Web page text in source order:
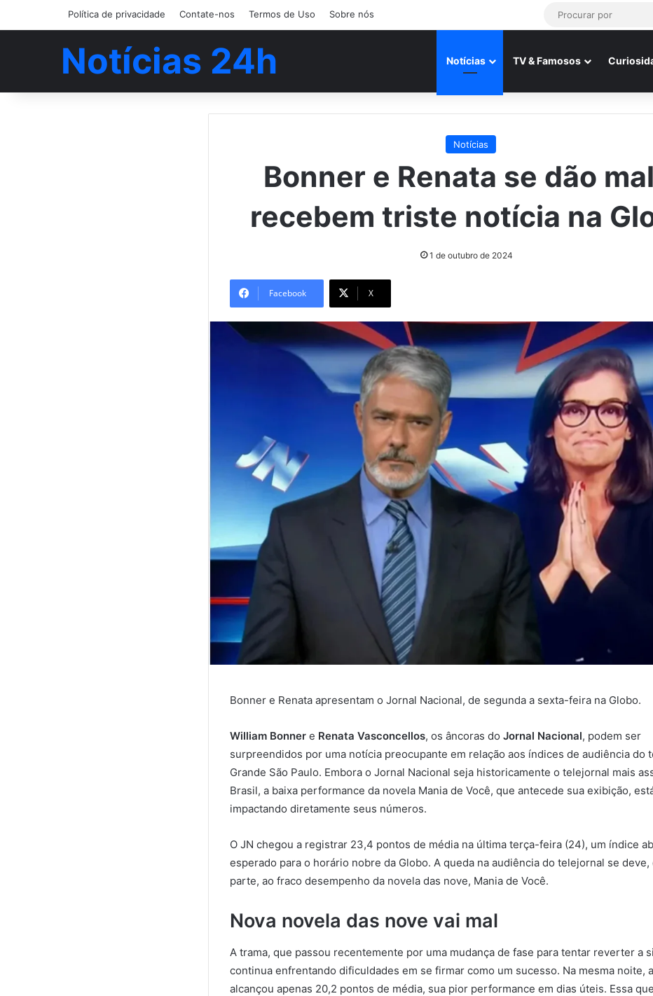
Política de privacidade Contate-nos Termos de Uso Sobre nós
Notícias 24h Notícias TV & Famosos
Notícias
Bonner e Renata se dão
recebem triste notícia na
1 de outubro de 2024
Facebook X
Bonner e Renata apresentam o Jornal Nacional, de segunda a sexta-feira na Globo.
William Bonner e Renata Vasconcellos, os âncoras do Jornal Nacional, podem ser
surpreendidos por uma notícia preocupante em relação aos índices de audiência do
Grande São Paulo. Embora o Jornal Nacional seja historicamente o telejornal mais
Brasil, a baixa performance da novela Mania de Você, que antecede sua exibição,
impactando diretamente seus números.
O JN chegou a registrar 23,4 pontos de média na última terça-feira (24), um índice
esperado para o horário nobre da Globo. A queda na audiência do telejornal se deve,
parte, ao fraco desempenho da novela das nove, Mania de Você.
Nova novela das nove vai mal
A trama, que passou recentemente por uma mudança de fase para tentar reverter a
continua enfrentando dificuldades em se firmar como um sucesso. Na mesma noite,
alcançou apenas 20,2 pontos de média, sua pior performance em dias úteis. Essa